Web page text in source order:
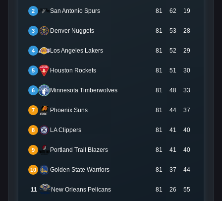
2 San Antonio Spurs 81 62 19
3 Denver Nuggets 81 53 28
4 Los Angeles Lakers 81 52 29
5 Houston Rockets 81 51 30
6 Minnesota Timberwolves 81 48 33
7 Phoenix Suns 81 44 37
8 LA Clippers 81 41 40
9 Portland Trail Blazers 81 41 40
10 Golden State Warriors 81 37 44
11 New Orleans Pelicans 81 26 55